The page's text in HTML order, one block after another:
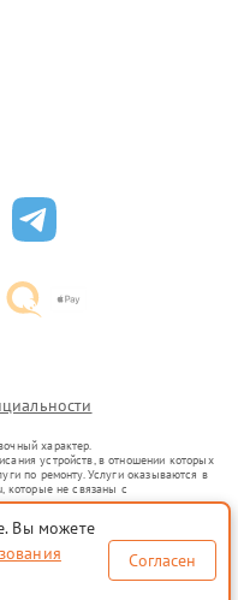
характер.
устройств, в отношении которых
по ремонту. Услуги оказываются в
которые не связаны с
представителями.
гражданский оборот в соответствии
услуг или введения
о предоставляемых услугах по
офертой, определяемой
Вы можете
Согласен